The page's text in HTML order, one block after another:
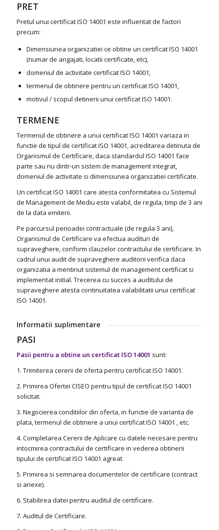
PRET
Pretul unui certificat ISO 14001 este influentat de factori
precum:
Dimensiunea organizatiei ce obtine un certificat ISO 14001
(numar de angajati, locatii certificate, etc),
domeniul de activitate certificat ISO 14001,
termenul de obtinere pentru un certificat ISO 14001,
motivul / scopul detinerii unui certificat ISO 14001.
TERMENE
Termenul de obtinere a unui certificat ISO 14001 variaza in
functie de tipul de certificat ISO 14001, acreditarea detinuta de
Organismul de Certificare, daca standardul ISO 14001 face
parte sau nu dintr-un sistem de management integrat,
domeniul de activitate si dimensiunea organizatiei certificate.
Un certificat ISO 14001 care atesta conformitatea cu Sistemul
de Management de Mediu este valabil, de regula, timp de 3 ani
de la data emiterii.
Pe parcursul perioadei contractuale (de regula 3 ani),
Organismul de Certificare va efectua audituri de
supraveghere, conform clauzelor contractului de certificare. In
cadrul unui audit de supraveghere auditorii verifica daca
organizatia a mentinut sistemul de management certificat si
implementat initial. Trecerea cu succes a auditului de
supraveghere atesta continuitatea valabilitatii unui certificat
ISO 14001.
Informatii suplimentare
PASI
Pasii pentru a obtine un certificat ISO 14001 sunt:
1. Trimiterea cererii de oferta pentru certificat ISO 14001.
2. Primirea Ofertei CISEO pentru tipul de certificat ISO 14001
solicitat.
3. Negocierea conditiilor din oferta, in functie de varianta de
plata, termenul de obtinere a unui certificat ISO 14001 , etc.
4. Completarea Cererii de Aplicare cu datele necesare pentru
intocmirea contractului de certificare in vederea obtinerii
tipului de certificat ISO 14001 agreat.
5. Primirea si semnarea documentelor de certificare (contract
si anexe).
6. Stabilirea datei pentru auditul de certificare.
7. Auditul de Certificare.